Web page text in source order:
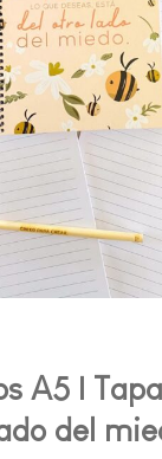
A5 | Tapa
del